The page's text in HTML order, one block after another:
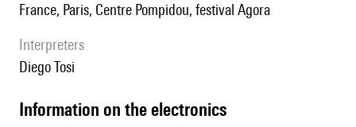
France, Paris, Centre Pompidou, festival Agora
interpreters
Diego Tosi
Information on the electronics